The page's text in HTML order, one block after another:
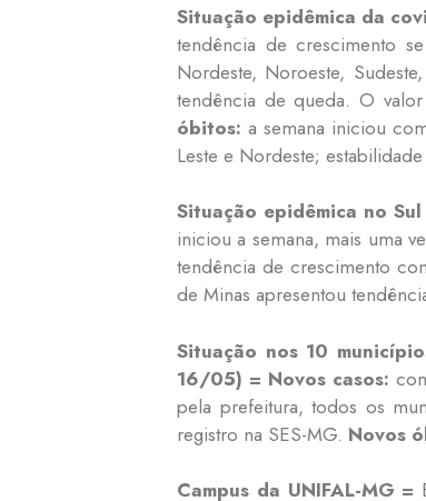
Situação epidêmica da
tendência de crescimento
Nordeste, Noroeste,
tendência de queda. O
óbitos: a semana iniciou
Leste e Nordeste;
Situação epidêmica no
iniciou a semana, mais uma
tendência de crescimento
de Minas apresentou
Situação nos 10
16/05) = Novos casos:
pela prefeitura, todos os
registro na SES-MG. Novos
Campus da UNIFAL-MG =